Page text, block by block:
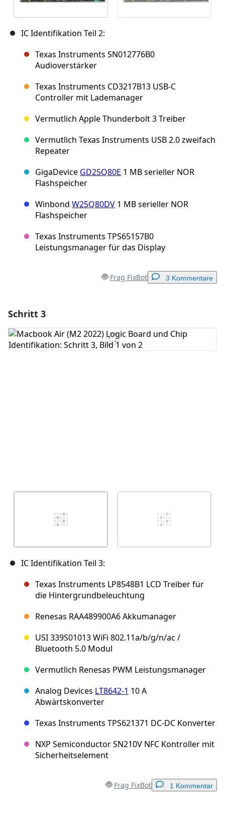
IC Identifikation Teil 2:
Texas Instruments SN012776B0
Audioverstärker
Texas Instruments CD3217B13 USB-C
Controller mit Lademanager
Vermutlich Apple Thunderbolt 3 Treiber
Vermutlich Texas Instruments USB 2.0 zweifach
Repeater
GigaDevice GD25Q80E 1 MB serieller NOR
Flashspeicher
Winbond W25Q80DV 1 MB serieller NOR
Flashspeicher
Texas Instruments TPS65157B0
Leistungsmanager für das Display
Frag FixBot 3 Kommentare
Kommentar hinzufügen
Schritt 3
IC Identifikation Teil 3:
Texas Instruments LP8548B1 LCD Treiber für
die Hintergrundbeleuchtung
Renesas RAA489900A6 Akkumanager
USI 339S01013 WiFi 802.11a/b/g/n/ac /
Bluetooth 5.0 Modul
Vermutlich Renesas PWM Leistungsmanager
Analog Devices LT8642-1 10 A
Abwärtskonverter
Texas Instruments TPS621371 DC-DC Konverter
NXP Semiconductor SN210V NFC Kontroller mit
Sicherheitselement
Frag FixBot 1 Kommentar